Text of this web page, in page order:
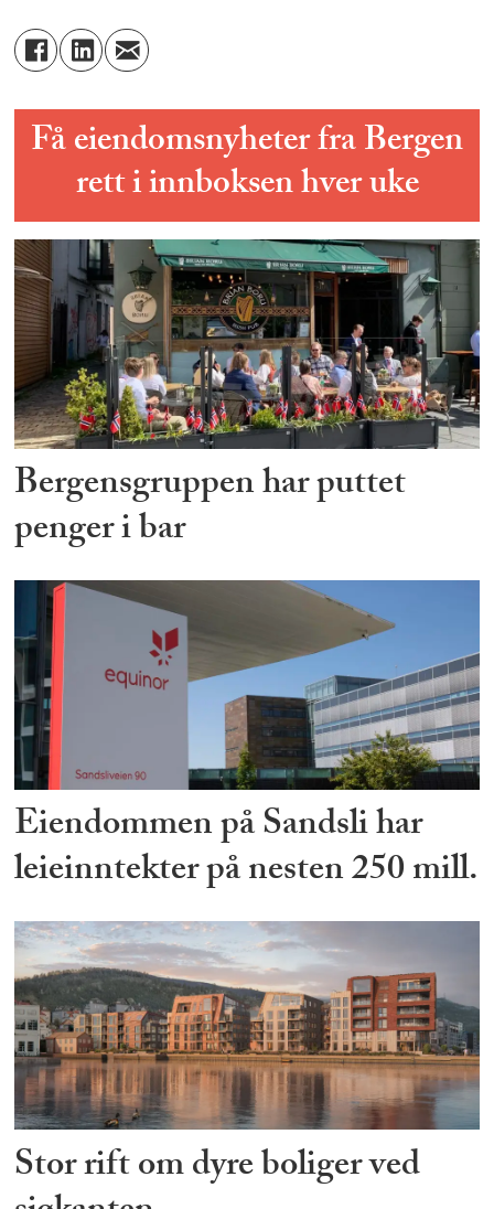
Få eiendomsnyheter fra Bergen
rett i innboksen hver uke
Bergensgruppen har puttet
penger i bar
Eiendommen på Sandsli har
leieinntekter på nesten 250 mill.
Stor rift om dyre boliger ved